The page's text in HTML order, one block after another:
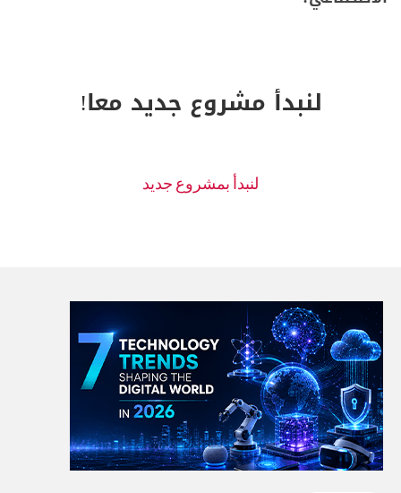
لنبدأ مشروع جديد معا!